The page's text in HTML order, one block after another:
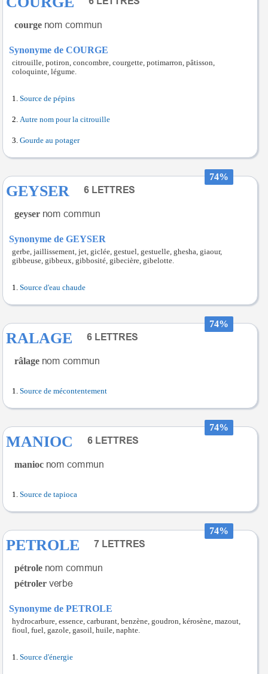
courge
Synonyme de COURGE
citrouille, potiron, concombre, courgette, potimarron, pâtisson,
coloquinte, légume.
Source de pépins
Autre nom pour la citrouille
Gourde au potager
74%
GEYSER
geyser
Synonyme de GEYSER
gerbe, jaillissement, jet, giclée, gestuel, gestuelle, ghesha, giaour,
gibbeuse, gibbeux, gibbosité, gibecière, gibelotte.
Source d'eau chaude
74%
RALAGE
râlage
Source de mécontentement
74%
MANIOC
manioc
Source de tapioca
74%
PETROLE
pétrole
pétroler
Synonyme de PETROLE
hydrocarbure, essence, carburant, benzène, goudron, kérosène, mazout,
fioul, fuel, gazole, gasoil, huile, naphte.
Source d'énergie